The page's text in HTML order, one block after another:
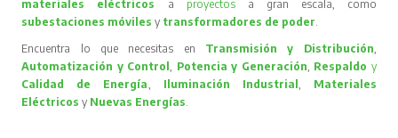
materiales eléctricos
a proyectos
a gran escala, como
subestaciones móvilesy transformadores de poder.
Encuentra lo que necesitas en Transmisión y Distribución,
Automatización y Control, Potencia y Generación, Respaldo y
Calidad de Energía, Iluminación Industrial , Materiales
Eléctricos y Nuevas Energías.